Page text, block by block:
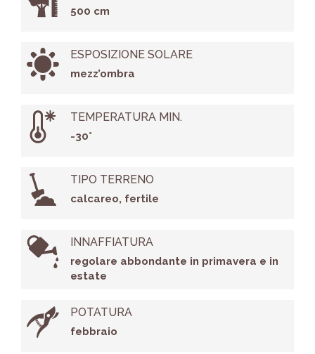
500 cm
ESPOSIZIONE SOLARE
mezz’ombra
TEMPERATURA MIN.
-30°
TIPO TERRENO
calcareo, fertile
INNAFFIATURA
regolare abbondante in primavera e in
estate
POTATURA
febbraio